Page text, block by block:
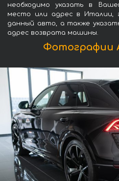
необходимо указать в
место или адрес в Италии,
данный авто, а также
адрес возврата машины.
Фотографии